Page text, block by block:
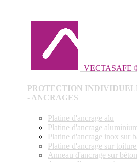
VECTASAFE
PROTECTION
- ANCRAGES
Platine d'ancrage alu
Platine d'ancrage
Platine d'ancrage inox sur
Platine d'ancrage sur
Anneau d'ancrage sur béton